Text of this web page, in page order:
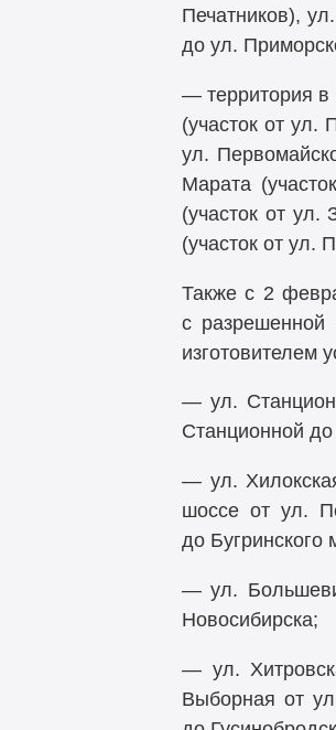
Печатников),
до ул.
— территория в
(участок от ул.
ул.
Марата
(участок от
(участок от ул.
Также с 2
с разрешенной
изготовителем
— ул.
Станционной
— ул.
шоссе от ул.
до Бугринского
— ул.
Новосибирска;
— ул.
Выборная от